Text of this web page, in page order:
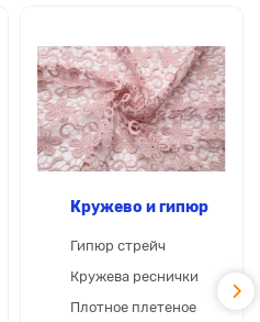
Кружево и гипюр
Гипюр стрейч
Кружева реснички
Плотное плетеное